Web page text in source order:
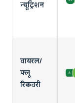
न्यूट्रिशन
वायरल/
फ्लू
रिकवरी